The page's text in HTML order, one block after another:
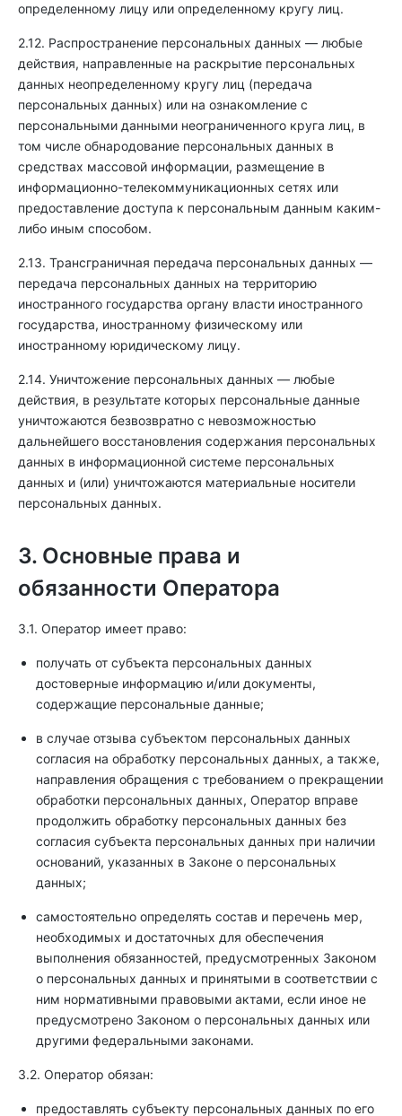
определенному лицу или определенному кругу лиц.
2.12. Распространение персональных данных — любые
действия, направленные на раскрытие персональных
данных неопределенному кругу лиц (передача
персональных данных) или на ознакомление с
персональными данными неограниченного круга лиц, в
том числе обнародование персональных данных в
средствах массовой информации, размещение в
информационно-телекоммуникационных сетях или
предоставление доступа к персональным данным каким-
либо иным способом.
2.13. Трансграничная передача персональных данных —
передача персональных данных на территорию
иностранного государства органу власти иностранного
государства, иностранному физическому или
иностранному юридическому лицу.
2.14. Уничтожение персональных данных — любые
действия, в результате которых персональные данные
уничтожаются безвозвратно с невозможностью
дальнейшего восстановления содержания персональных
данных в информационной системе персональных
данных и (или) уничтожаются материальные носители
персональных данных.
3. Основные права и
обязанности Оператора
3.1. Оператор имеет право:
получать от субъекта персональных данных
достоверные информацию и/или документы,
содержащие персональные данные;
в случае отзыва субъектом персональных данных
согласия на обработку персональных данных, а также,
направления обращения с требованием о прекращении
обработки персональных данных, Оператор вправе
продолжить обработку персональных данных без
согласия субъекта персональных данных при наличии
оснований, указанных в Законе о персональных
данных;
самостоятельно определять состав и перечень мер,
необходимых и достаточных для обеспечения
выполнения обязанностей, предусмотренных Законом
о персональных данных и принятыми в соответствии с
ним нормативными правовыми актами, если иное не
предусмотрено Законом о персональных данных или
другими федеральными законами.
3.2. Оператор обязан:
предоставлять субъекту персональных данных по его